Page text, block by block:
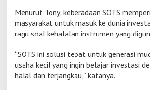
Menurut Tony, keberadaan SOTS
masyarakat untuk masuk ke dunia
ragu soal kehalalan instrumen yang
“SOTS ini solusi tepat untuk generasi
usaha kecil yang ingin belajar investasi
halal dan terjangkau,” katanya.